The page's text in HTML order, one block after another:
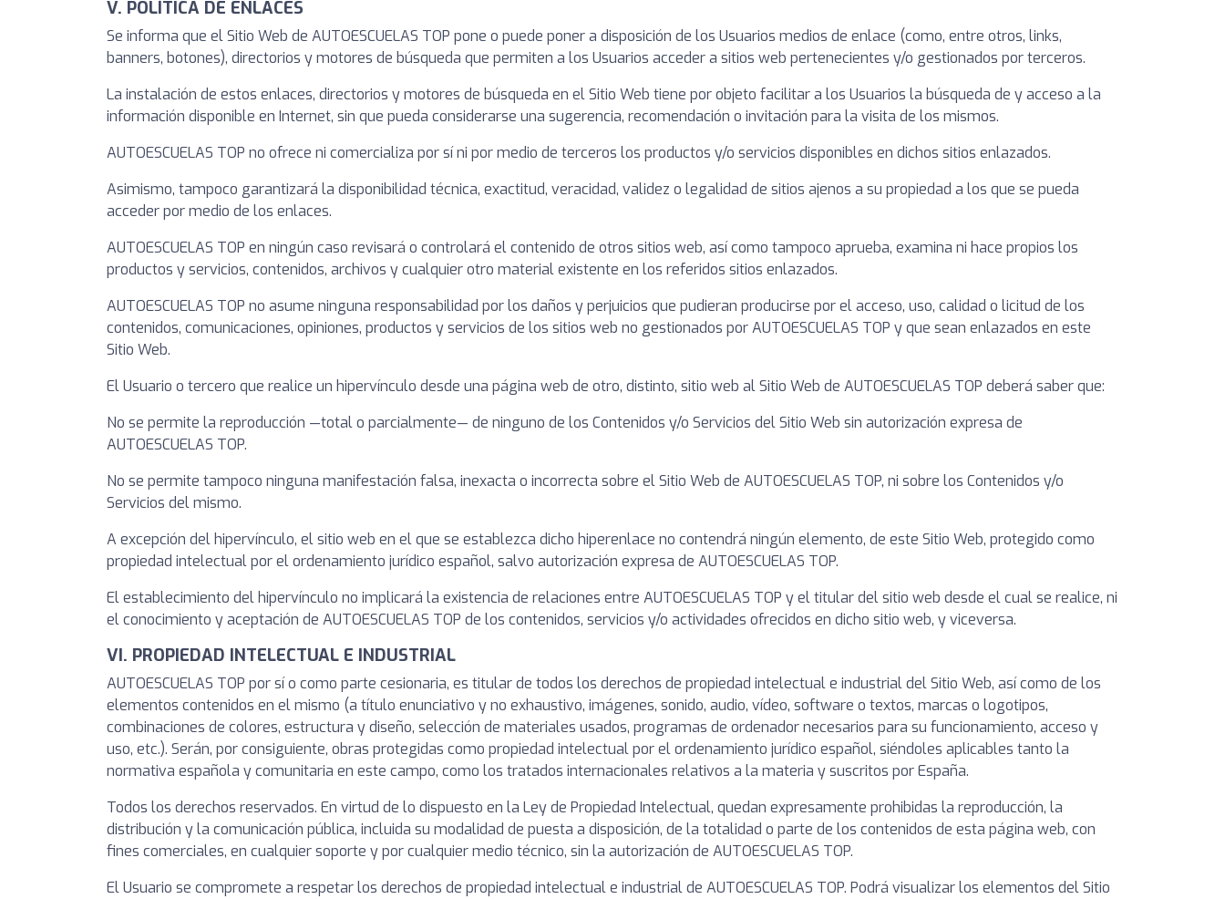
V. POLÍTICA DE ENLACES
Se informa que el Sitio Web de AUTOESCUELAS TOP pone o puede poner a disposición de los Usuarios medios de enlace (como, entre otros, links,
banners, botones), directorios y motores de búsqueda que permiten a los Usuarios acceder a sitios web pertenecientes y/o gestionados por terceros.
La instalación de estos enlaces, directorios y motores de búsqueda en el Sitio Web tiene por objeto facilitar a los Usuarios la búsqueda de y acceso a la
información disponible en Internet, sin que pueda considerarse una sugerencia, recomendación o invitación para la visita de los mismos.
AUTOESCUELAS TOP no ofrece ni comercializa por sí ni por medio de terceros los productos y/o servicios disponibles en dichos sitios enlazados.
Asimismo, tampoco garantizará la disponibilidad técnica, exactitud, veracidad, validez o legalidad de sitios ajenos a su propiedad a los que se pueda
acceder por medio de los enlaces.
AUTOESCUELAS TOP en ningún caso revisará o controlará el contenido de otros sitios web, así como tampoco aprueba, examina ni hace propios los
productos y servicios, contenidos, archivos y cualquier otro material existente en los referidos sitios enlazados.
AUTOESCUELAS TOP no asume ninguna responsabilidad por los daños y perjuicios que pudieran producirse por el acceso, uso, calidad o licitud de los
contenidos, comunicaciones, opiniones, productos y servicios de los sitios web no gestionados por AUTOESCUELAS TOP y que sean enlazados en este
Sitio Web.
El Usuario o tercero que realice un hipervínculo desde una página web de otro, distinto, sitio web al Sitio Web de AUTOESCUELAS TOP deberá saber que:
No se permite la reproducción —total o parcialmente— de ninguno de los Contenidos y/o Servicios del Sitio Web sin autorización expresa de
AUTOESCUELAS TOP.
No se permite tampoco ninguna manifestación falsa, inexacta o incorrecta sobre el Sitio Web de AUTOESCUELAS TOP, ni sobre los Contenidos y/o
Servicios del mismo.
A excepción del hipervínculo, el sitio web en el que se establezca dicho hiperenlace no contendrá ningún elemento, de este Sitio Web, protegido como
propiedad intelectual por el ordenamiento jurídico español, salvo autorización expresa de AUTOESCUELAS TOP.
El establecimiento del hipervínculo no implicará la existencia de relaciones entre AUTOESCUELAS TOP y el titular del sitio web desde el cual se realice, ni
el conocimiento y aceptación de AUTOESCUELAS TOP de los contenidos, servicios y/o actividades ofrecidos en dicho sitio web, y viceversa.
VI. PROPIEDAD INTELECTUAL E INDUSTRIAL
AUTOESCUELAS TOP por sí o como parte cesionaria, es titular de todos los derechos de propiedad intelectual e industrial del Sitio Web, así como de los
elementos contenidos en el mismo (a título enunciativo y no exhaustivo, imágenes, sonido, audio, vídeo, software o textos, marcas o logotipos,
combinaciones de colores, estructura y diseño, selección de materiales usados, programas de ordenador necesarios para su funcionamiento, acceso y
uso, etc.). Serán, por consiguiente, obras protegidas como propiedad intelectual por el ordenamiento jurídico español, siéndoles aplicables tanto la
normativa española y comunitaria en este campo, como los tratados internacionales relativos a la materia y suscritos por España.
Todos los derechos reservados. En virtud de lo dispuesto en la Ley de Propiedad Intelectual, quedan expresamente prohibidas la reproducción, la
distribución y la comunicación pública, incluida su modalidad de puesta a disposición, de la totalidad o parte de los contenidos de esta página web, con
fines comerciales, en cualquier soporte y por cualquier medio técnico, sin la autorización de AUTOESCUELAS TOP.
El Usuario se compromete a respetar los derechos de propiedad intelectual e industrial de AUTOESCUELAS TOP. Podrá visualizar los elementos del Sitio